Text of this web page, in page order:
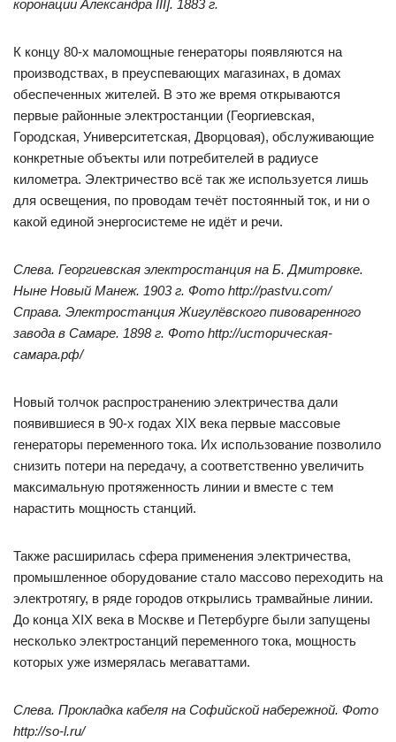
коронации Александра III]. 1883 г.
К концу 80-х маломощные генераторы появляются на
производствах, в преуспевающих магазинах, в домах
обеспеченных жителей. В это же время открываются
первые районные электростанции (Георгиевская,
Городская, Университетская, Дворцовая), обслуживающие
конкретные объекты или потребителей в радиусе
километра. Электричество всё так же используется лишь
для освещения, по проводам течёт постоянный ток, и ни о
какой единой энергосистеме не идёт и речи.
Слева. Георгиевская электростанция на Б. Дмитровке.
Ныне Новый Манеж. 1903 г. Фото http://pastvu.com/
Справа. Электростанция Жигулёвского пивоваренного
завода в Самаре. 1898 г. Фото http://историческая-
самара.рф/
Новый толчок распространению электричества дали
появившиеся в 90-х годах XIX века первые массовые
генераторы переменного тока. Их использование позволило
снизить потери на передачу, а соответственно увеличить
максимальную протяженность линии и вместе с тем
нарастить мощность станций.
Также расширилась сфера применения электричества,
промышленное оборудование стало массово переходить на
электротягу, в ряде городов открылись трамвайные линии.
До конца XIX века в Москве и Петербурге были запущены
несколько электростанций переменного тока, мощность
которых уже измерялась мегаваттами.
Слева. Прокладка кабеля на Софийской набережной. Фото
http://so-l.ru/